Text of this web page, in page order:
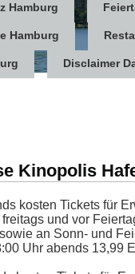
Hamburg
Hamburg
Disclaimer
Kinopolis
kosten Tickets für
und vor
an Sonn- und
Uhr abends 13,99